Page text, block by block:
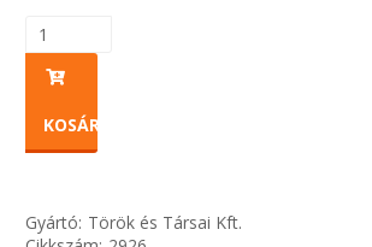
KOSÁRBA
Gyártó: Török és Társai Kft.